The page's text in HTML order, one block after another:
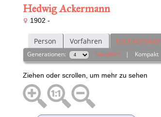
Hedwig Ackermann
1902 -
Person Vorfahren Nachkommen
Generationen: Standard | Kompakt
Ziehen oder scrollen, um mehr zu sehen